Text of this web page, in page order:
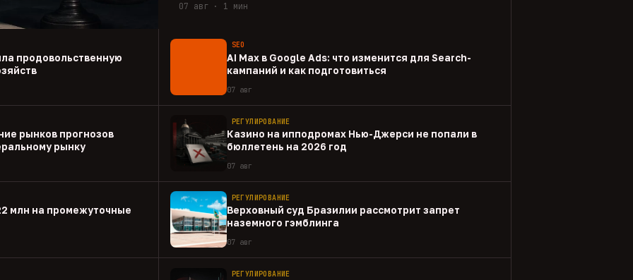
07 авг · 1 мин
продовольственную
SEO
AI Max в Google Ads: что изменится для Search-
кампаний и как подготовиться
07 авг
рынков прогнозов
рынку
РЕГУЛИРОВАНИЕ
Казино на ипподромах Нью-Джерси не попали в
бюллетень на 2026 год
07 авг
млн на промежуточные
РЕГУЛИРОВАНИЕ
Верховный суд Бразилии рассмотрит запрет
наземного гэмблинга
07 авг
РЕГУЛИРОВАНИЕ